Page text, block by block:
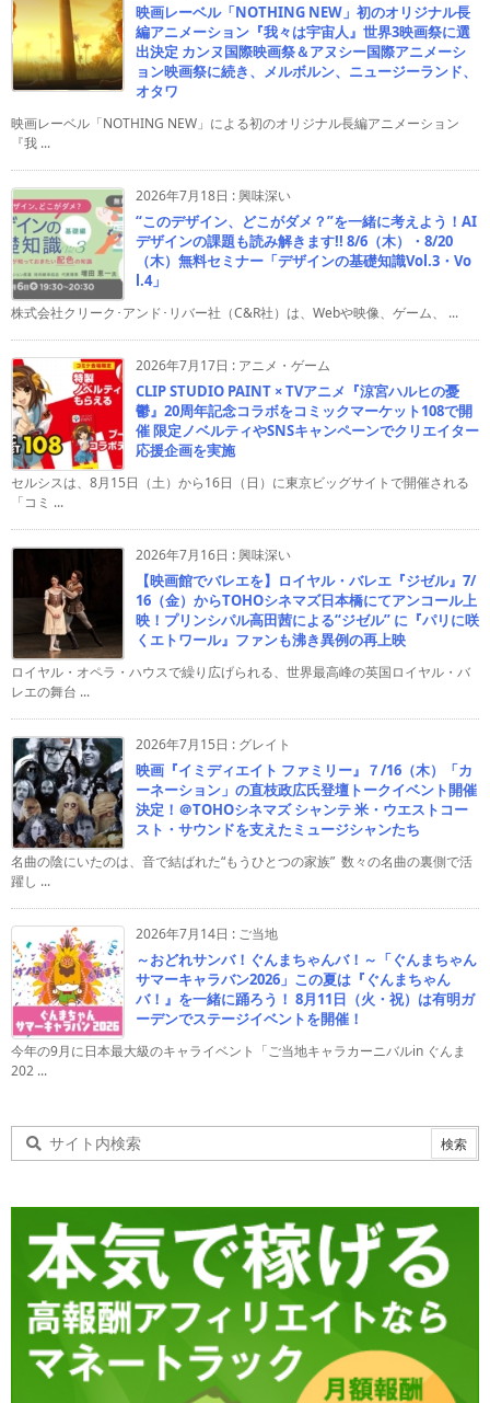
映画レーベル「NOTHING NEW」初のオリジナル長
編アニメーション『我々は宇宙人』世界3映画祭に選
出決定 カンヌ国際映画祭＆アヌシー国際アニメーシ
ョン映画祭に続き、メルボルン、ニュージーランド、
オタワ
映画レーベル「NOTHING NEW」による初のオリジナル長編アニメーション
『我 ...
2026年7月18日 :興味深い
“このデザイン、どこがダメ？”を一緒に考えよう！AI
デザインの課題も読み解きます!! 8/6（木）・8/20
（木）無料セミナー「デザインの基礎知識Vol.3・Vo
l.4」
株式会社クリーク･アンド･リバー社（C&R社）は、Webや映像、ゲーム、 ...
2026年7月17日 : アニメ・ゲーム
CLIP STUDIO PAINT × TVアニメ『涼宮ハルヒの憂
鬱』20周年記念コラボをコミックマーケット108で開
催 限定ノベルティやSNSキャンペーンでクリエイター
応援企画を実施
セルシスは、8月15日（土）から16日（日）に東京ビッグサイトで開催される
「コミ ...
2026年7月16日 :興味深い
【映画館でバレエを】ロイヤル・バレエ『ジゼル』7/
16（金）からTOHOシネマズ日本橋にてアンコール上
映！プリンシパル高田茜による“ジゼル” に『パリに咲
くエトワール』ファンも沸き異例の再上映
ロイヤル・オペラ・ハウスで繰り広げられる、世界最高峰の英国ロイヤル・バ
レエの舞台 ...
2026年7月15日 : グレイト
映画『イミディエイト ファミリー』７/16（木）「カ
ーネーション」の直枝政広氏登壇トークイベント開催
決定！＠TOHOシネマズ シャンテ 米・ウエストコー
スト・サウンドを支えたミュージシャンたち
名曲の陰にいたのは、音で結ばれた“もうひとつの家族” 数々の名曲の裏側で活
躍し ...
2026年7月14日 : ご当地
～おどれサンバ！ぐんまちゃんバ！～「ぐんまちゃん
サマーキャラバン2026」この夏は『ぐんまちゃん
バ！』を一緒に踊ろう！ 8月11日（火・祝）は有明ガ
ーデンでステージイベントを開催！
今年の9月に日本最大級のキャライベント「ご当地キャラカーニバルin ぐんま
202 ...